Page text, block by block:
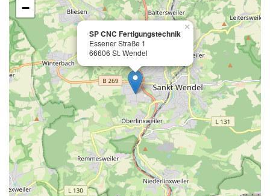
SP CNC Fertigungstechnik
Essener Straße 1
66606 St. Wendel
×
−